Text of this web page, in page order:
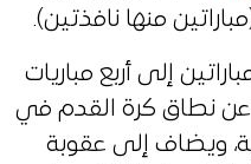
منها نافذتين).
إلى أربع مباريات
نطاق كرة القدم في
ويضاف إلى عقوبة